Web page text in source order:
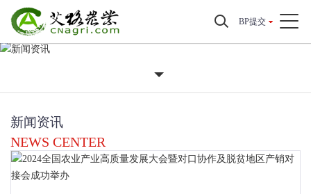
BP提交
新闻资讯
NEWS CENTER